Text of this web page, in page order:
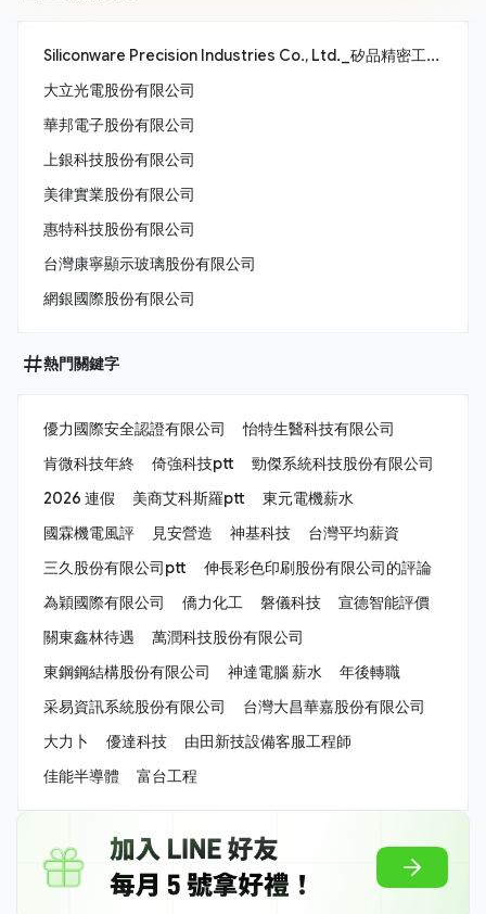
Siliconware Precision Industries Co., Ltd._矽品精密工業股份有限公司
大立光電股份有限公司
華邦電子股份有限公司
上銀科技股份有限公司
美律實業股份有限公司
惠特科技股份有限公司
台灣康寧顯示玻璃股份有限公司
網銀國際股份有限公司
熱門關鍵字
優力國際安全認證有限公司
怡特生醫科技有限公司
肯微科技年終
倚強科技ptt
勁傑系統科技股份有限公司
2026 連假
美商艾科斯羅ptt
東元電機薪水
國霖機電風評
見安營造 神基科技
台灣平均薪資
三久股份有限公司ptt
伸長彩色印刷股份有限公司的評論
為穎國際有限公司
僑力化工 磐儀科技
宣德智能評價
關東鑫林待遇
萬潤科技股份有限公司
東鋼鋼結構股份有限公司
神達電腦 薪水
年後轉職
采易資訊系統股份有限公司
台灣大昌華嘉股份有限公司
大力卜
優達科技
由田新技設備客服工程師
佳能半導體
富台工程